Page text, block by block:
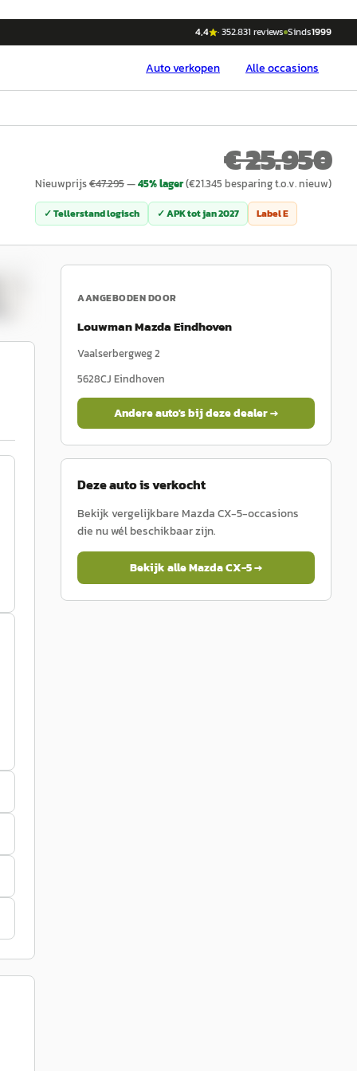
4,4 ·352.831 reviews Sinds1999
Autoverkopen Alle occasions
€ 25.950
Nieuwprijs€47.295—45% lager(€21.345 besparing t.o.v. nieuw)
✓ Tellerstand logisch ✓ APK totjan 2027 LabelE
20
AANGEBODEN DOOR
Louwman Mazda Eindhoven
Vaalserbergweg 2
5628CJ Eindhoven
Andere auto's bij deze dealer →
Deze auto is verkocht
Bekijk vergelijkbare MazdaCX-5-occasions
die nu wél beschikbaar zijn.
Bekijk alleMazdaCX-5→